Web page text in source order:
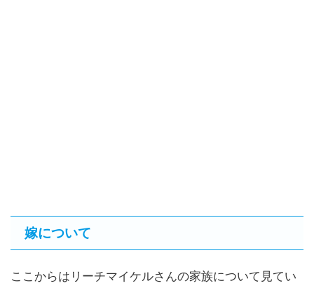
嫁について
ここからはリーチマイケルさんの家族について見てい